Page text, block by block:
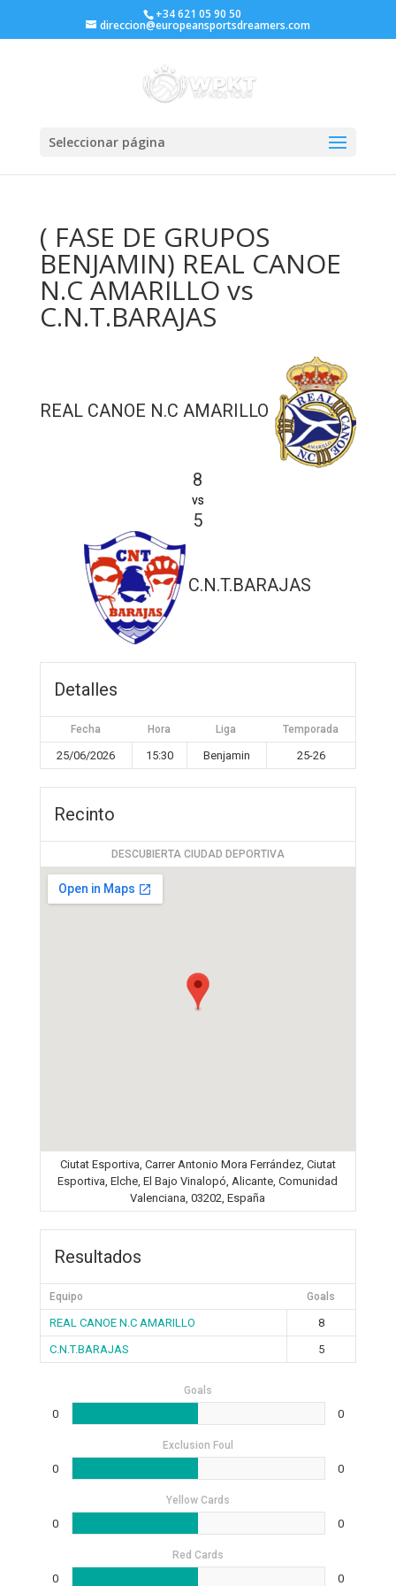
+34 621 05 90 50
direccion@europeansportsdreamers.com
Seleccionar página
( FASE DE GRUPOS
BENJAMIN) REAL CANOE
N.C AMARILLO vs
C.N.T.BARAJAS
REAL CANOE N.C AMARILLO
8
vs
5
C.N.T.BARAJAS
Detalles
Fecha Hora Liga Temporada
25/06/2026 15:30 Benjamin 25-26
Recinto
DESCUBIERTA CIUDAD DEPORTIVA
Ciutat Esportiva, Carrer Antonio Mora Ferrández, Ciutat
Esportiva, Elche, El Bajo Vinalopó, Alicante, Comunidad
Valenciana, 03202, España
Resultados
Equipo Goals
REAL CANOE N.C AMARILLO
8
C.N.T.BARAJAS
5
Goals
0 0
Exclusion Foul
0 0
Yellow Cards
0 0
Red Cards
0 0